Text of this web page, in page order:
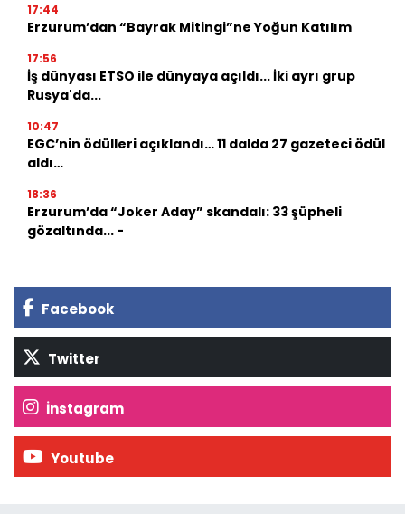
17:44
Erzurum’dan “Bayrak Mitingi”ne Yoğun Katılım
17:56
İş dünyası ETSO ile dünyaya açıldı... İki ayrı grup
Rusya'da...
10:47
EGC’nin ödülleri açıklandı… 11 dalda 27 gazeteci ödül
aldı…
18:36
Erzurum’da “Joker Aday” skandalı: 33 şüpheli
gözaltında... -
Facebook
Twitter
İnstagram
Youtube